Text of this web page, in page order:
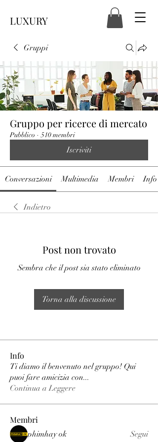
LUXURY
Gruppi
Gruppo per ricerce di mercato
Pubblico · 510 membri
Iscriviti
Conversazioni Multimedia Membri Info
Indietro
Post non trovato
Sembra che il post sia stato eliminato
Torna alla discussione
Info
Ti diamo il benvenuto nel gruppo! Qui
puoi fare amicizia con...
Continua a Leggere
Membri
phimhay ok Segui